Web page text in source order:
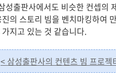
성출판사에서도 비슷한 컨셉의
의 스토리 빔을 벤치마킹하여
지고 있는 것 같습니다.
< 삼성출판사의 컨텐츠 빔 프로